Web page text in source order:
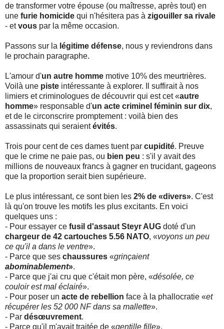
de transformer votre épouse (ou maîtresse, après tout) en
une furie homicide qui n'hésitera pas à zigouiller sa rivale
- etvous par la même occasion.
Passons sur la légitime défense, nous y reviendrons dans
le prochain paragraphe.
L'amour d'un autre homme motive 10% des meurtrières.
Voilà une piste intéressante à explorer. Il suffirait à nos
limiers et criminologues de découvrir qui est cet «autre
homme» responsable d'un acte criminel féminin sur dix,
et de le circonscrire promptement : voilà bien des
assassinats qui seraientévités.
Trois pour cent de ces dames tuent par cupidité. Preuve
que le crime ne paie pas, ou bien peu : s'il y avait des
millions de nouveaux francs à gagner en trucidant, gageons
que la proportion serait bien supérieure.
Le plus intéressant, ce sont bien les 2% de «divers». C'est
là qu'on trouve les motifs les plus excitants. En voici
quelques uns :
- Pour essayer ce fusil d'assaut Steyr AUG doté d'un
chargeur de 42 cartouches 5.56 NATO, «voyons un peu
ce qu'il a dans le ventre».
- Parce que ses chaussures «grinçaient
abominablement».
- Parce que j'ai cru que c'était mon père, «désolée, ce
couloir est mal éclairé».
- Pour poser un acte de rebellion face à la phallocratie «et
récupérer les 52 000 NF dans sa mallette».
- Par désœuvrement.
- Parce qu'il m'avait traitée de «gentille fille».